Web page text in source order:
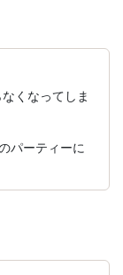
くなってしま
パーティーに